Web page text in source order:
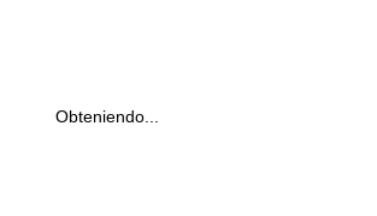
Obteniendo...